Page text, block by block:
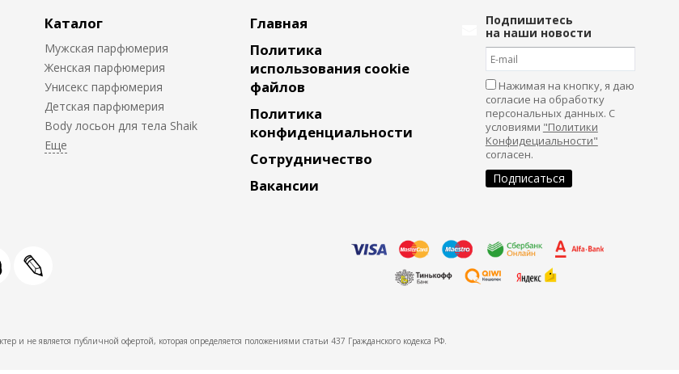
Каталог
Мужская парфюмерия
Женская парфюмерия
Унисекс парфюмерия
Детская парфюмерия
Body лосьон для тела Shaik
Главная
Политика
использования cookie
файлов
Политика
конфиденциальности
Сотрудничество
Вакансии
Подпишитесь
на наши новости
Нажимая на кнопку, я даю
согласие на обработку
персональных данных. С
условиями "Политики
Конфидециальности"
согласен.
и не является публичной офертой, которая определяется положениями статьи 437 Гражданского кодекса РФ.